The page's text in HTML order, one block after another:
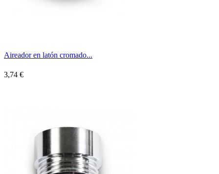
Aireador en latón cromado...
3,74 €